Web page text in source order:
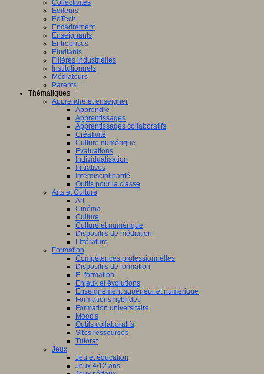
Collectivités
Editeurs
EdTech
Encadrement
Enseignants
Entreprises
Etudiants
Filières industrielles
Institutionnels
Médiateurs
Parents
Thématiques
Apprendre et enseigner
Apprendre
Apprentissages
Apprentissages collaboratifs
Créativité
Culture numérique
Evaluations
Individualisation
Initiatives
Interdisciplinarité
Outils pour la classe
Arts et Culture
Art
Cinéma
Culture
Culture et numérique
Dispositifs de médiation
Littérature
Formation
Compétences professionnelles
Dispositifs de formation
E- formation
Enjeux et évolutions
Enseignement supérieur et numérique
Formations hybrides
Formation universitaire
Mooc’s
Outils collaboratifs
Sites ressources
Tutorat
Jeux
Jeu et éducation
Jeux 4/12 ans